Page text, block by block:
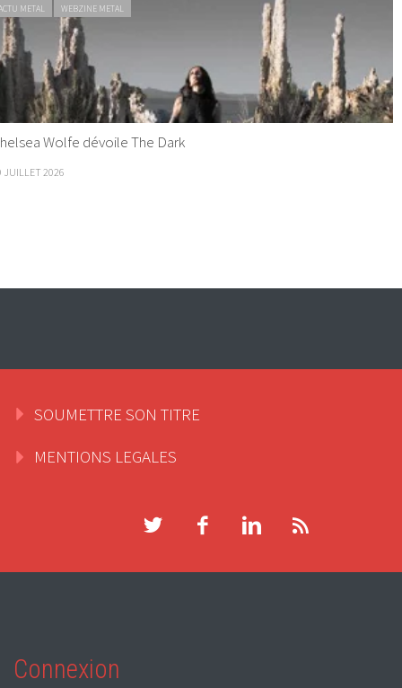
METAL WEBZINE METAL
Wolfe dévoile The Dark
JUILLET 2026
SOUMETTRE SON TITRE
MENTIONS LEGALES
Connexion